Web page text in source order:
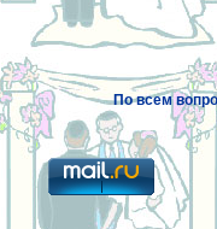
По всем